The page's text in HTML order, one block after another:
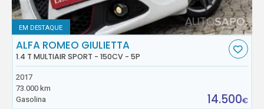
EM DESTAQUE
ALFA ROMEO GIULIETTA
1.4 T MULTIAIR SPORT - 150CV - 5P
2017
73.000 km
Gasolina
14.500€